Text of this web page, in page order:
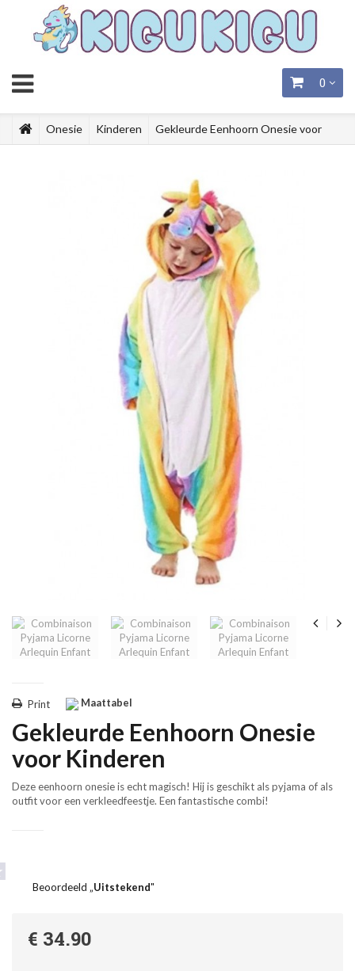
0
Onesie Kinderen Gekleurde Eenhoorn Onesie voor
Maattabel
Print
Gekleurde Eenhoorn Onesie
voor Kinderen
Deze eenhoorn onesie is echt magisch! Hij is geschikt als pyjama of als
outfit voor een verkleedfeestje. Een fantastische combi!
Beoordeeld „Uitstekend"
€ 34.90